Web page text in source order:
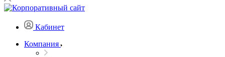
Кабинет
Компания